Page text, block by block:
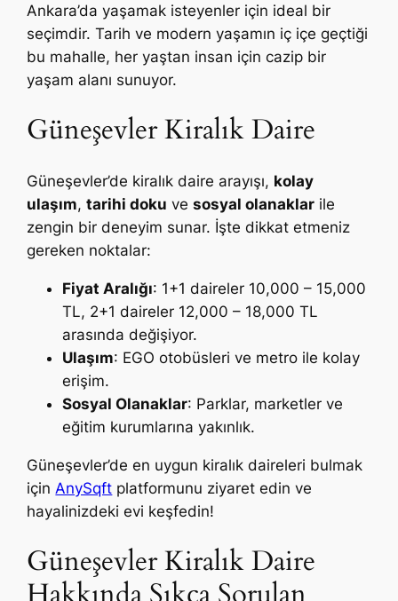
Ankara’da yaşamak isteyenler için ideal bir
seçimdir. Tarih ve modern yaşamın iç içe geçtiği
bu mahalle, her yaştan insan için cazip bir
yaşam alanı sunuyor.
Güneşevler Kiralık Daire
Güneşevler’de kiralık daire arayışı, kolay
ulaşım,tarihi doku vesosyal olanaklar ile
zengin bir deneyim sunar. İşte dikkat etmeniz
gereken noktalar:
Fiyat Aralığı: 1+1 daireler 10,000 – 15,000
TL, 2+1 daireler 12,000 – 18,000 TL
arasında değişiyor.
Ulaşım: EGO otobüsleri ve metro ile kolay
erişim.
Sosyal Olanaklar: Parklar, marketler ve
eğitim kurumlarına yakınlık.
Güneşevler’de en uygun kiralık daireleri bulmak
için AnySqft platformunu ziyaret edin ve
hayalinizdeki evi keşfedin!
Güneşevler Kiralık Daire